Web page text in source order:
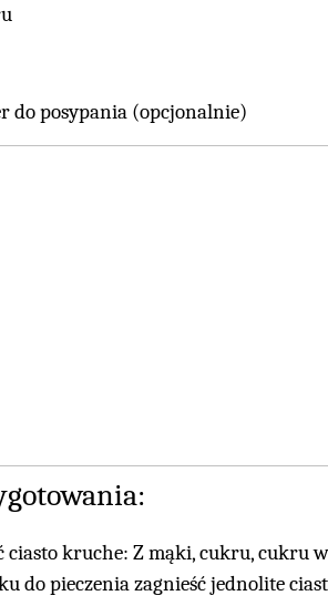
do posypania (opcjonalnie)
ciasto kruche: Z mąki, cukru, cukru
do pieczenia zagnieść jednolite